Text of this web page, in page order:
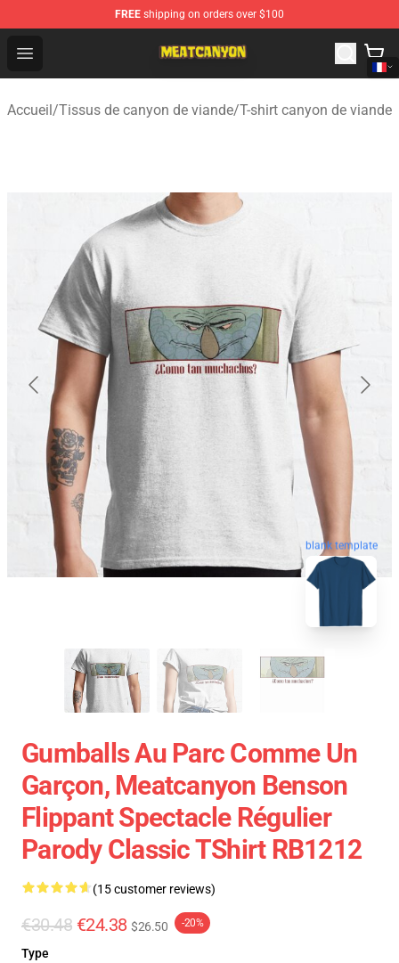
FREE shipping on orders over $100
Open menu
MeatCanyon Shop - Official MeatCanyon Merchandise
Accueil/Tissus de canyon de viande/T-shirt canyon de viande
blank template
Gumballs Au Parc Comme Un
Garçon, Meatcanyon Benson
Flippant Spectacle Régulier
Parody Classic TShirt RB1212
(15 customer reviews)
€30.48 €24.38 $26.50 -20%
Type